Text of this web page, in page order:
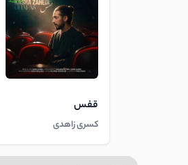
قفس
کسری زاهدی